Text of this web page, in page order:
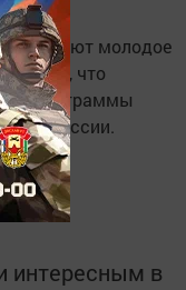
молодое
что
программы
России.
интересным в